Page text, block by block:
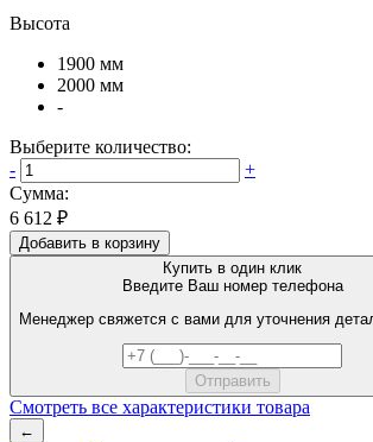
Высота
1900 мм
2000 мм
-
Выберите количество:
-
+
Сумма:
6 612 ₽
Добавить в корзину
Купить в один клик
Введите Ваш номер телефона
Менеджер свяжется с вами для уточнения
Смотреть все характеристики товара
←